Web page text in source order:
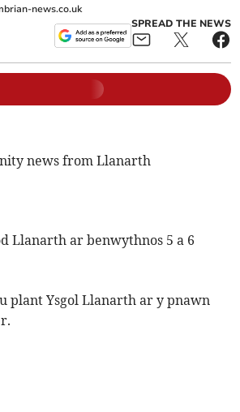
news.co.uk
SPREAD THE NEWS
news from Llanarth
Llanarth ar benwythnos 5 a 6
plant Ysgol Llanarth ar y pnawn